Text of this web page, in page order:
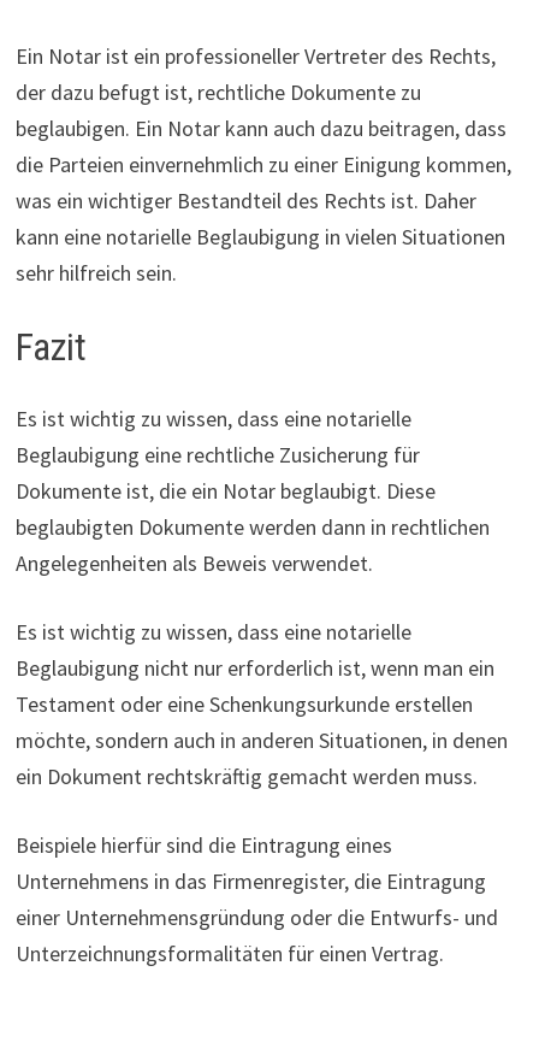
Ein Notar ist ein professioneller Vertreter des Rechts,
der dazu befugt ist, rechtliche Dokumente zu
beglaubigen. Ein Notar kann auch dazu beitragen, dass
die Parteien einvernehmlich zu einer Einigung kommen,
was ein wichtiger Bestandteil des Rechts ist. Daher
kann eine notarielle Beglaubigung in vielen Situationen
sehr hilfreich sein.
Fazit
Es ist wichtig zu wissen, dass eine notarielle
Beglaubigung eine rechtliche Zusicherung für
Dokumente ist, die ein Notar beglaubigt. Diese
beglaubigten Dokumente werden dann in rechtlichen
Angelegenheiten als Beweis verwendet.
Es ist wichtig zu wissen, dass eine notarielle
Beglaubigung nicht nur erforderlich ist, wenn man ein
Testament oder eine Schenkungsurkunde erstellen
möchte, sondern auch in anderen Situationen, in denen
ein Dokument rechtskräftig gemacht werden muss.
Beispiele hierfür sind die Eintragung eines
Unternehmens in das Firmenregister, die Eintragung
einer Unternehmensgründung oder die Entwurfs- und
Unterzeichnungsformalitäten für einen Vertrag.